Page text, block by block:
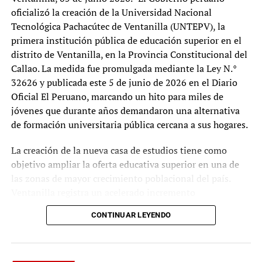
activos y fraude
La Fiscalía de Perú llevó a cabo este martes 25 de
febrero un amplio operativo en el que allanó
múltiples inmuebles vinculados a Joaquín
Ramírez, actual alcalde de Cajamarca, y a Pier…
Derechista José Raúl Mulino
lidera la votación presidencial
en Panamá
por ciento de los votos, el
abogado José Raúl Mulino se posiciona como el
LAVADO DE ACTIVOS
MINISTERIO PÚBLICO
oficializó la creación de la Universidad Nacional
Tecnológica Pachacútec de Ventanilla (UNTEPV), la
primera institución pública de educación superior en el
distrito de Ventanilla, en la Provincia Constitucional del
Callao. La medida fue promulgada mediante la Ley N.°
32626 y publicada este 5 de junio de 2026 en el Diario
Oficial El Peruano, marcando un hito para miles de
jóvenes que durante años demandaron una alternativa
de formación universitaria pública cercana a sus hogares.
La creación de la nueva casa de estudios tiene como
objetivo ampliar la oferta educativa superior en una de
las zonas de mayor crecimiento poblacional del país.
demográfico, con proyecciones que superan los 400 mil
habitantes, mientras cada año miles de estudiantes
CONTINUAR LEYENDO